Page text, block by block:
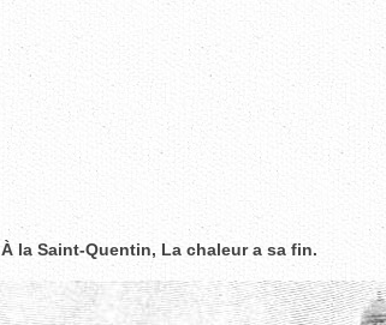
À la Saint-Quentin, La chaleur a sa fin.